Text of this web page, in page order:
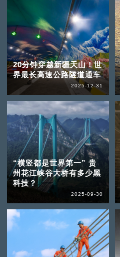
20分钟穿越新疆天山！世
界最长高速公路隧道通车
2025-12-31
“横竖都是世界第一” 贵
州花江峡谷大桥有多少黑
科技？
2025-09-30